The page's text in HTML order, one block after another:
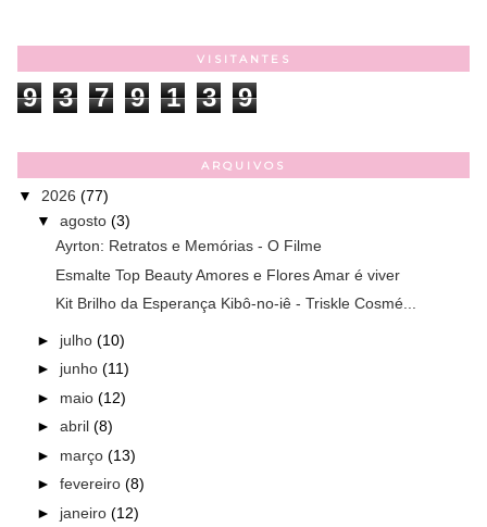
VISITANTES
9 3 7 9 1 3 9
ARQUIVOS
▼ 2026 (77)
▼ agosto (3)
Ayrton: Retratos e Memórias - O Filme
Esmalte Top Beauty Amores e Flores Amar é viver
Kit Brilho da Esperança Kibô-no-iê - Triskle Cosmé...
► julho (10)
► junho (11)
► maio (12)
► abril (8)
► março (13)
► fevereiro (8)
► janeiro (12)